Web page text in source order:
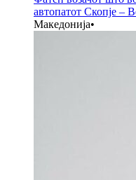
автопатот Скопје –
Македонија•